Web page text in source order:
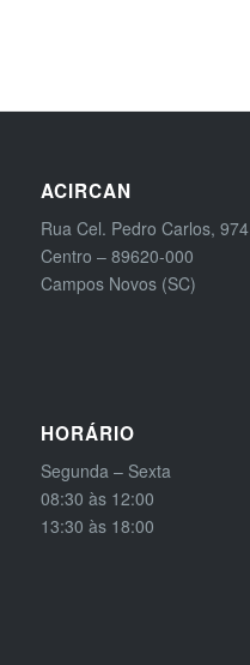
ACIRCAN
Rua Cel. Pedro Carlos, 974
Centro – 89620-000
Campos Novos (SC)
HORÁRIO
Segunda – Sexta
08:30 às 12:00
13:30 às 18:00